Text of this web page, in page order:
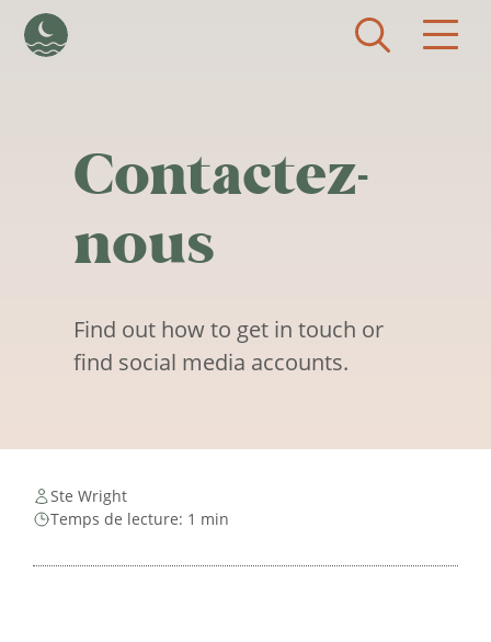
Contactez-
nous
Find out how to get in touch or
find social media accounts.
Ste Wright
Temps de lecture: 1 min